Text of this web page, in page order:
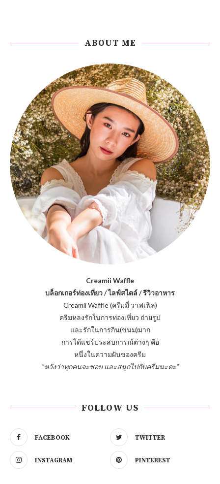
ABOUT ME
Creamii Waffle
บล็อกเกอร์ท่องเที่ยว / ไลฟ์สไตล์ / รีวิวอาหาร
Creamii Waffle (ครีมมี่ วาฟเฟิล)
ครีมหลงรักในการท่องเที่ยว ถ่ายรูป
และรักในการกิน(ขนม)มาก
การได้แชร์ประสบการณ์ต่างๆ คือ
หนึ่งในความฝันของครีม
"หวังว่าทุกคนจะชอบ และสนุกไปกับครีมนะคะ"
FOLLOW US
FACEBOOK TWITTER
INSTAGRAM PINTEREST